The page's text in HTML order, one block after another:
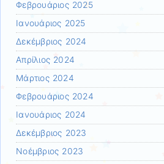
Φεβρουάριος 2025
Ιανουάριος 2025
Δεκέμβριος 2024
Απρίλιος 2024
Μάρτιος 2024
Φεβρουάριος 2024
Ιανουάριος 2024
Δεκέμβριος 2023
Νοέμβριος 2023